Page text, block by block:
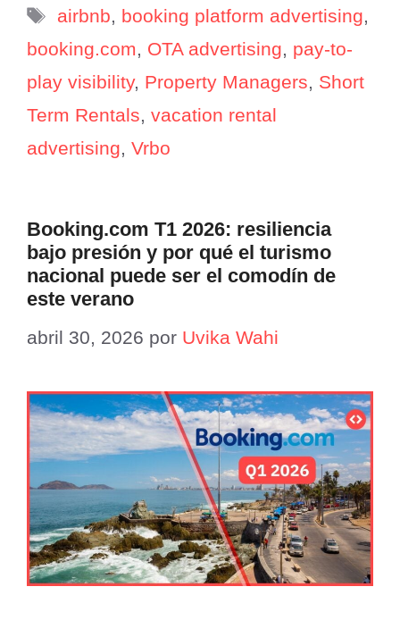
Etiquetas
airbnb, booking platform advertising,
booking.com, OTA advertising, pay-to-
play visibility, Property Managers, Short
Term Rentals, vacation rental
advertising, Vrbo
Booking.com T1 2026: resiliencia
bajo presión y por qué el turismo
nacional puede ser el comodín de
este verano
abril 30, 2026 por Uvika Wahi